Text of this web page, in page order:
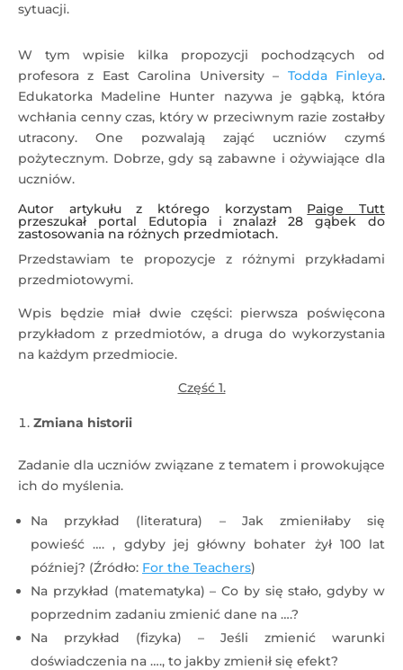
sytuacji.
W tym wpisie kilka propozycji pochodzących od
profesora z East Carolina University – Todda Finleya.
Edukatorka Madeline Hunter nazywa je gąbką, która
wchłania cenny czas, który w przeciwnym razie zostałby
utracony. One pozwalają zająć uczniów czymś
pożytecznym. Dobrze, gdy są zabawne i ożywiające dla
uczniów.
Autor artykułu z którego korzystam Paige Tutt
przeszukał portal Edutopia i znalazł 28 gąbek do
zastosowania na różnych przedmiotach.
Przedstawiam te propozycje z różnymi przykładami
przedmiotowymi.
Wpis będzie miał dwie części: pierwsza poświęcona
przykładom z przedmiotów, a druga do wykorzystania
na każdym przedmiocie.
Część 1.
Zmiana historii
Zadanie dla uczniów związane z tematem i prowokujące
ich do myślenia.
Na przykład (literatura) – Jak zmieniłaby się
powieść …. , gdyby jej główny bohater żył 100 lat
później? (Źródło: For the Teachers)
Na przykład (matematyka) – Co by się stało, gdyby w
poprzednim zadaniu zmienić dane na ….?
Na przykład (fizyka) – Jeśli zmienić warunki
doświadczenia na …., to jakby zmienił się efekt?